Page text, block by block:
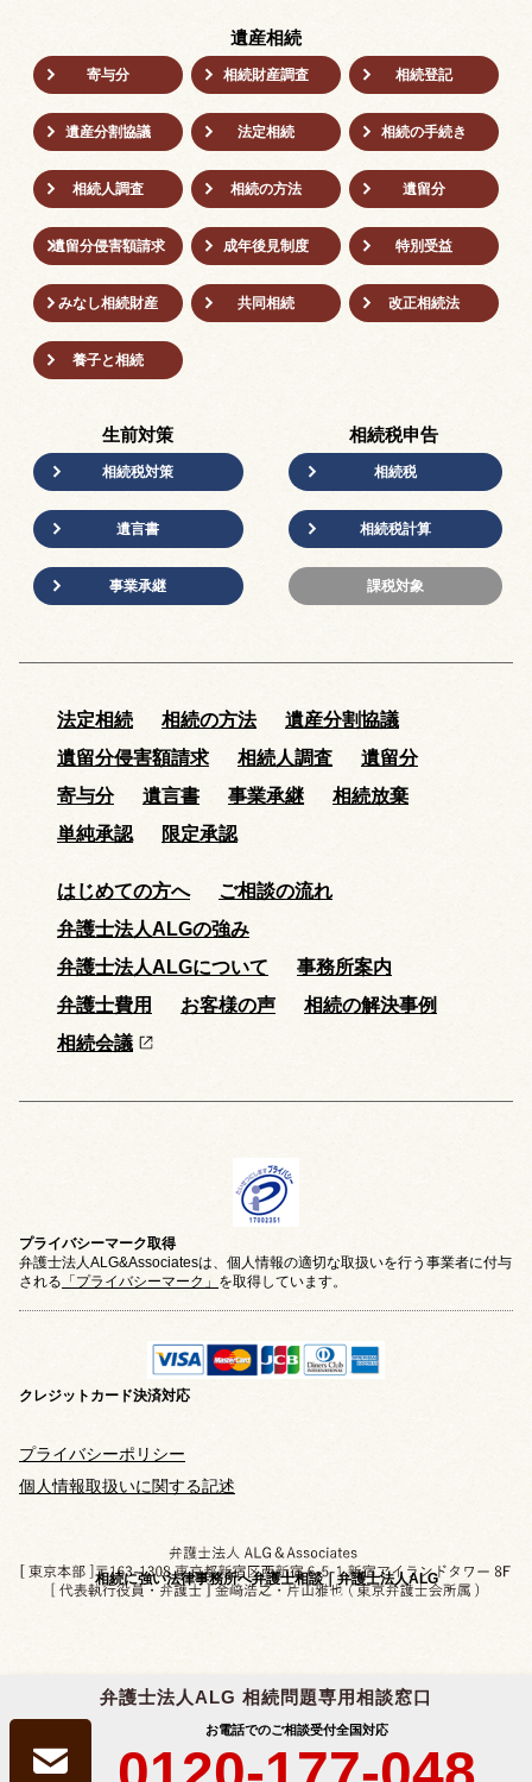
相続に強い法律事務所へ弁護士相談｜弁護士法人ALG
弁護士法人ALG 相続問題専用相談窓口
お電話でのご相談受付全国対応
遺産相続
寄与分 相続財産調査 相続登記
遺産分割協議 法定相続 相続の⼿続き
相続人調査 相続の方法 遺留分
遺留分侵害額請求 成年後⾒制度 特別受益
みなし相続財産 共同相続 改正相続法
養子と相続
生前対策
相続税対策
遺言書
事業承継
相続税申告
相続税
相続税計算
課税対象
法定相続 相続の方法
遺産分割協議
遺留分侵害額請求
相続人調査
遺留分
寄与分
遺言書 事業承継
相続放棄
単純承認
限定承認
はじめての方へ
ご相談の流れ
弁護士法人ALGの強み
弁護士法人ALGについて
事務所案内
弁護士費用
お客様の声
相続の解決事例
相続会議
プライバシーマーク取得
弁護士法人ALG&Associatesは、個人情報の適切な取扱いを行う事業者に付与
される 「プライバシーマーク」 を取得しています。
クレジットカード決済対応
プライバシーポリシー
個人情報取扱いに関する記述
Copyright © 2019-2026 相続問題のご相談なら
弁護士法人ALG&Associates All Rights Reserved.